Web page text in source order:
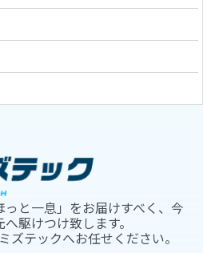
と一息」をお届けすべく、今
駆けつけ致します。
ズテックへお任せください。